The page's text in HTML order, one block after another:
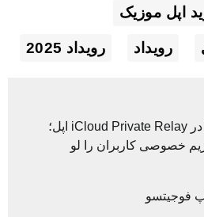
اپل موزیک
رویداد رویداد 2025
افشای نشت آدرس IP در iCloud Private Relay اپل؛
خصوصی کاربران را لو
فوجیتسو